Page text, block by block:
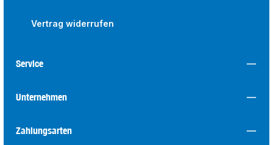
Vertrag widerrufen
Service
Unternehmen
Zahlungsarten